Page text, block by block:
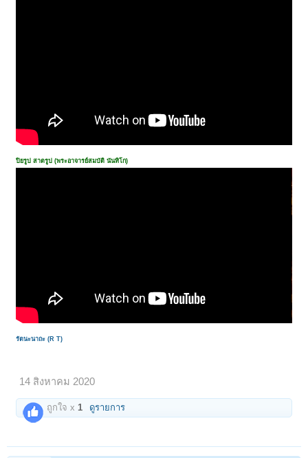
ปิยรูป สาตรูป (พระอาจารย์สมบัติ นันทิโก)
รัตนะนาถะ (R T)
14 สิงหาคม 2020
ถูกใจ x 1 ดูรายการ